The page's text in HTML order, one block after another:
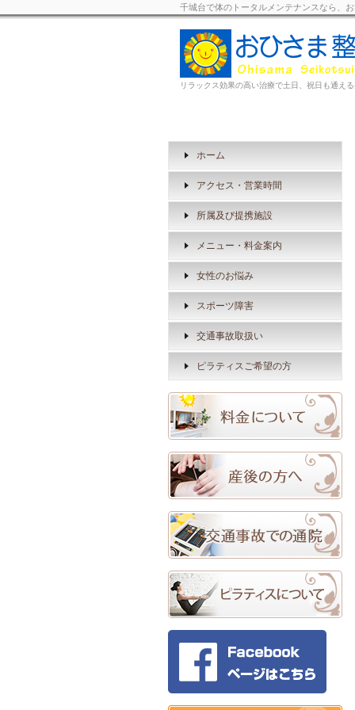
千城台で体のトータルメンテナンスなら、
リラックス効果の高い治療で土日、祝日も通え
ホーム
アクセス・営業時間
所属及び提携施設
メニュー・料金案内
女性のお悩み
スポーツ障害
交通事故取扱い
ピラティスご希望の方